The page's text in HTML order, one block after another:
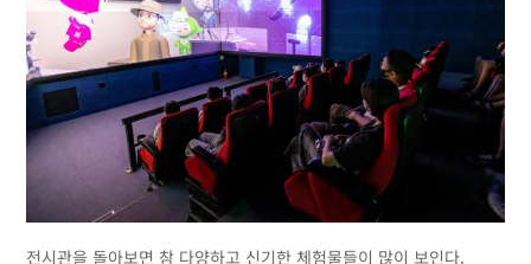
전시관을 돌아보면 참 다양하고 신기한 체험물들이 많이 보인다.